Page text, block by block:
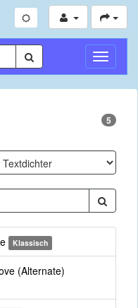
5
Klassisch
(Alternate)